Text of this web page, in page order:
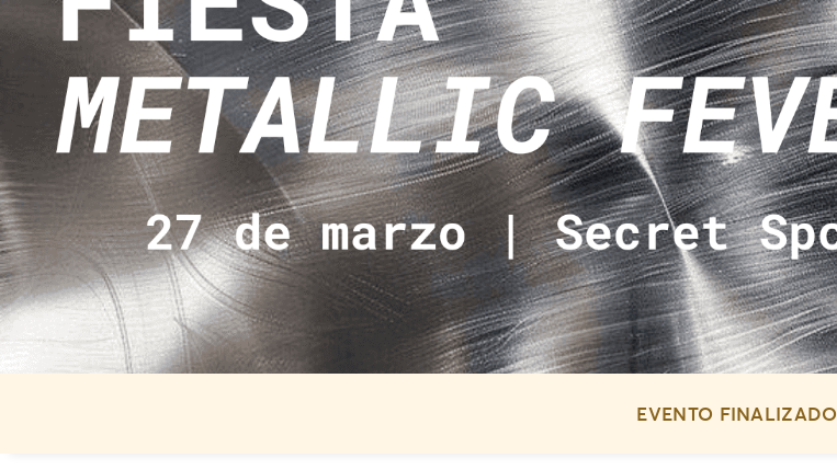
EVENTO FINALIZADO